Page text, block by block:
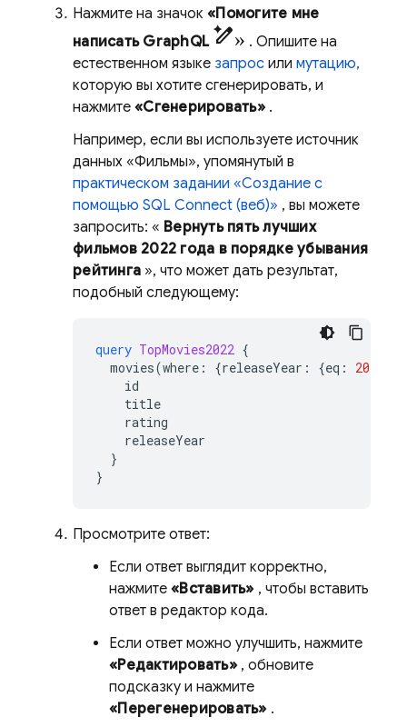
Нажмите на значок «Помогите мне
написать GraphQL pen_spark» . Опишите на
естественном языке запрос или мутацию,
которую вы хотите сгенерировать, и
нажмите «Сгенерировать».
Например, если вы используете источник
данных «Фильмы», упомянутый в
практическом задании «Создание с
помощью SQL Connect (веб)» , вы можете
запросить: « Вернуть пять лучших
фильмов 2022 года в порядке убывания
рейтинга », что может дать результат,
подобный следующему:
query TopMovies2022 {
movies(where : {releaseYear : {eq : 2022
id
title
rating
releaseYear
}
}
Просмотрите ответ:
Если ответ выглядит корректно,
нажмите «Вставить» , чтобы вставить
ответ в редактор кода.
Если ответ можно улучшить, нажмите
«Редактировать», обновите
подсказку и нажмите
«Перегенерировать» .